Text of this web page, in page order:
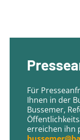
Für
Ihnen in der
Bussemer,
erreichen ihn